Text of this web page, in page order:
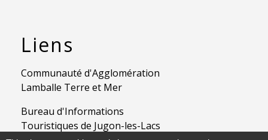
Liens
Communauté d'Agglomération
Lamballe Terre et Mer
Bureau d'Informations
Touristiques de Jugon-les-Lacs